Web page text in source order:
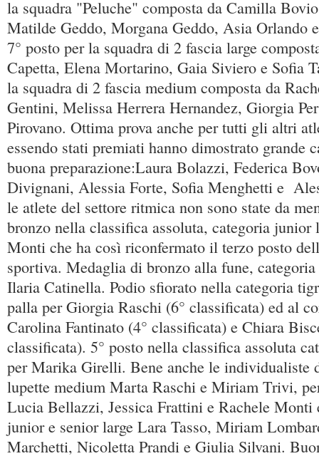
la squadra "Peluche" composta da Camilla
Matilde Geddo, Morgana Geddo, Asia Orlando
7° posto per la squadra di 2 fascia large
Capetta, Elena Mortarino, Gaia Siviero e Sofia
la squadra di 2 fascia medium composta da
Gentini, Melissa Herrera Hernandez, Giorgia
Pirovano. Ottima prova anche per tutti gli altri
essendo stati premiati hanno dimostrato grande
buona preparazione:Laura Bolazzi, Federica
Divignani, Alessia Forte, Sofia Menghetti e
le atlete del settore ritmica non sono state da
bronzo nella classifica assoluta, categoria junior
Monti che ha così riconfermato il terzo posto
sportiva. Medaglia di bronzo alla fune,
Ilaria Catinella. Podio sfiorato nella categoria
palla per Giorgia Raschi (6° classificata) ed al
Carolina Fantinato (4° classificata) e Chiara
classificata). 5° posto nella classifica assoluta
per Marika Girelli. Bene anche le individualiste
lupette medium Marta Raschi e Miriam Trivi,
Lucia Bellazzi, Jessica Frattini e Rachele Monti
junior e senior large Lara Tasso, Miriam
Marchetti, Nicoletta Prandi e Giulia Silvani.